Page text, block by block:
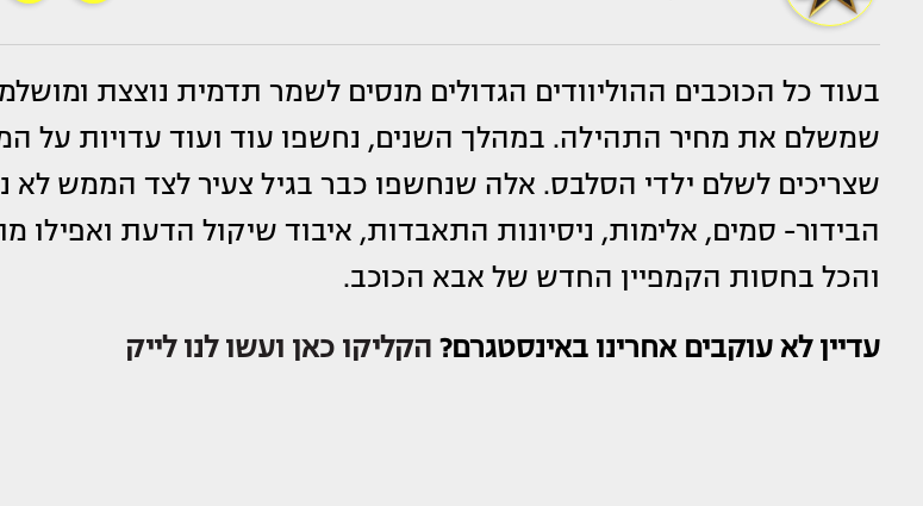
בעוד כל הכוכבים ההוליוודים הגדולים מנסים לשמר תדמית נוצצת
שמשלם את מחיר התהילה. במהלך השנים, נחשפו עוד ועוד עדויות על
שצריכים לשלם ילדי הסלבס. אלה שנחשפו כבר בגיל צעיר לצד הממש לא
הבידור- סמים, אלימות, ניסיונות התאבדות, איבוד שיקול הדעת ואפילו
והכל בחסות הקמפיין החדש של אבא הכוכב.
עדיין לא עוקבים אחרינו באינסטגרם? הקליקו כאן ועשו לנו לייק